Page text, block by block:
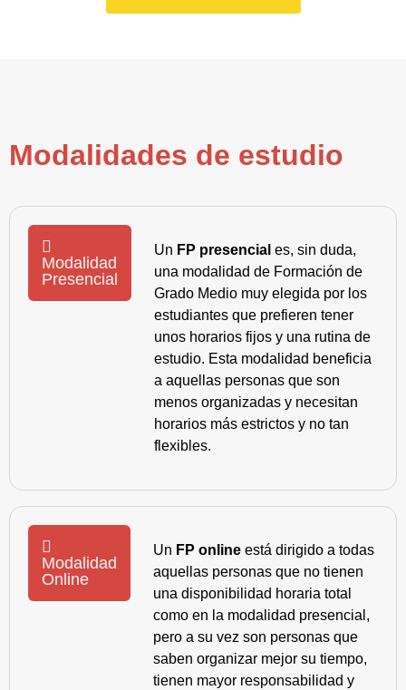
Modalidades de estudio
Modalidad
Presencial
Un FP presencial es, sin duda,
una modalidad de Formación de
Grado Medio muy elegida por los
estudiantes que prefieren tener
unos horarios fijos y una rutina de
estudio. Esta modalidad beneficia
a aquellas personas que son
menos organizadas y necesitan
horarios más estrictos y no tan
flexibles.
Modalidad
Online
Un FP online está dirigido a todas
aquellas personas que no tienen
una disponibilidad horaria total
como en la modalidad presencial,
pero a su vez son personas que
saben organizar mejor su tiempo,
tienen mayor responsabilidad y